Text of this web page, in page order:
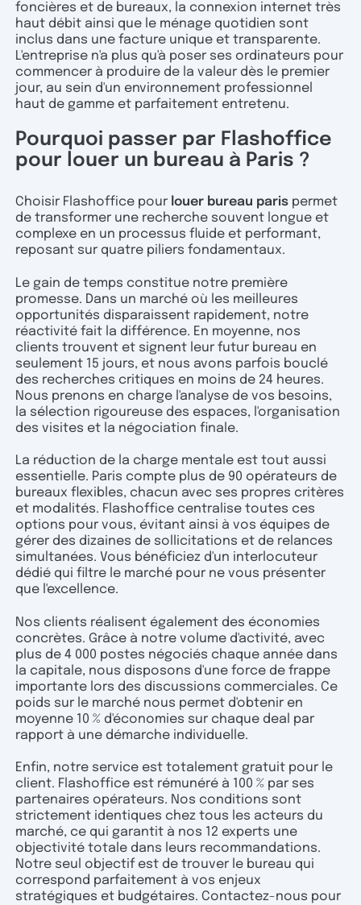
foncières et de bureaux, la connexion internet très
haut débit ainsi que le ménage quotidien sont
inclus dans une facture unique et transparente.
L'entreprise n'a plus qu'à poser ses ordinateurs pour
commencer à produire de la valeur dès le premier
jour, au sein d'un environnement professionnel
haut de gamme et parfaitement entretenu.
Pourquoi passer par Flashoffice
pour louer un bureau à Paris ?
Choisir Flashoffice pour louer bureau paris permet
de transformer une recherche souvent longue et
complexe en un processus fluide et performant,
reposant sur quatre piliers fondamentaux.
Le gain de temps constitue notre première
promesse. Dans un marché où les meilleures
opportunités disparaissent rapidement, notre
réactivité fait la différence. En moyenne, nos
clients trouvent et signent leur futur bureau en
seulement 15 jours, et nous avons parfois bouclé
des recherches critiques en moins de 24 heures.
Nous prenons en charge l'analyse de vos besoins,
la sélection rigoureuse des espaces, l'organisation
des visites et la négociation finale.
La réduction de la charge mentale est tout aussi
essentielle. Paris compte plus de 90 opérateurs de
bureaux flexibles, chacun avec ses propres critères
et modalités. Flashoffice centralise toutes ces
options pour vous, évitant ainsi à vos équipes de
gérer des dizaines de sollicitations et de relances
simultanées. Vous bénéficiez d'un interlocuteur
dédié qui filtre le marché pour ne vous présenter
que l'excellence.
Nos clients réalisent également des économies
concrètes. Grâce à notre volume d'activité, avec
plus de 4 000 postes négociés chaque année dans
la capitale, nous disposons d'une force de frappe
importante lors des discussions commerciales. Ce
poids sur le marché nous permet d'obtenir en
moyenne 10 % d'économies sur chaque deal par
rapport à une démarche individuelle.
Enfin, notre service est totalement gratuit pour le
client. Flashoffice est rémunéré à 100 % par ses
partenaires opérateurs. Nos conditions sont
strictement identiques chez tous les acteurs du
marché, ce qui garantit à nos 12 experts une
objectivité totale dans leurs recommandations.
Notre seul objectif est de trouver le bureau qui
correspond parfaitement à vos enjeux
stratégiques et budgétaires. Contactez-nous pour